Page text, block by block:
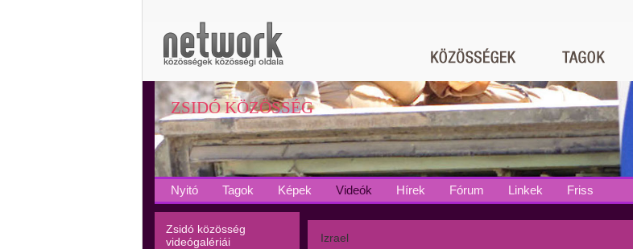
ZSIDÓ KÖZÖSSÉG
Nyitó Tagok Képek Videók Hírek Fórum Linkek Friss
Zsidó közösség
videógalériái
Izrael